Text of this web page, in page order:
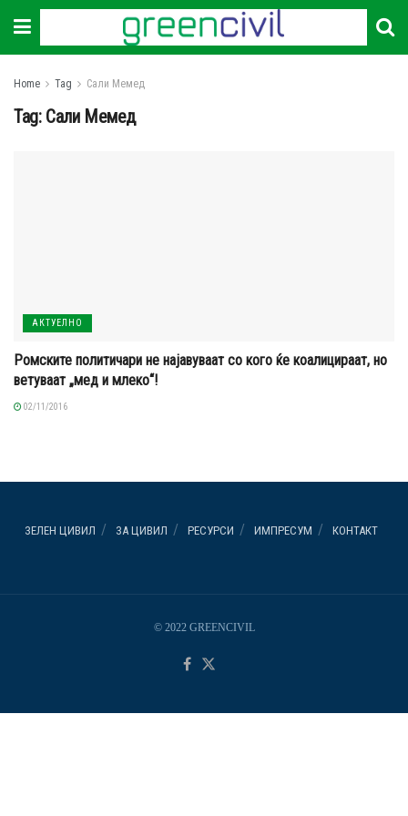
Home Tag Сали Мемед
Tag: Сали Мемед
АКТУЕЛНО
Ромските политичари не најавуваат со кого ќе коалицираат, но
ветуваат „мед и млеко“!
02/11/2016
ЗЕЛЕН ЦИВИЛ ЗА ЦИВИЛ РЕСУРСИ ИМПРЕСУМ КОНТАКТ
© 2022 GREENCIVIL